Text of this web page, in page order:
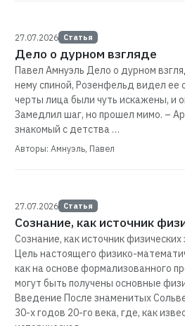
27.07.2026 Статья
Дело о дурном взгляде
Павел Амнуэль Дело о дурном
нему спиной, Розенфельд видел ее
черты лица были чуть искажены, и
Замедлил шаг, но прошел мимо. –
знакомый с детства …
Авторы: Амнуэль, Павел
27.07.2026 Статья
Сознание, как источник
Сознание, как источник
Цель настоящего физико-
как на основе формализованного
могут быть получены основные
Введение После знаменитых
30-х годов 20-го века, где, как